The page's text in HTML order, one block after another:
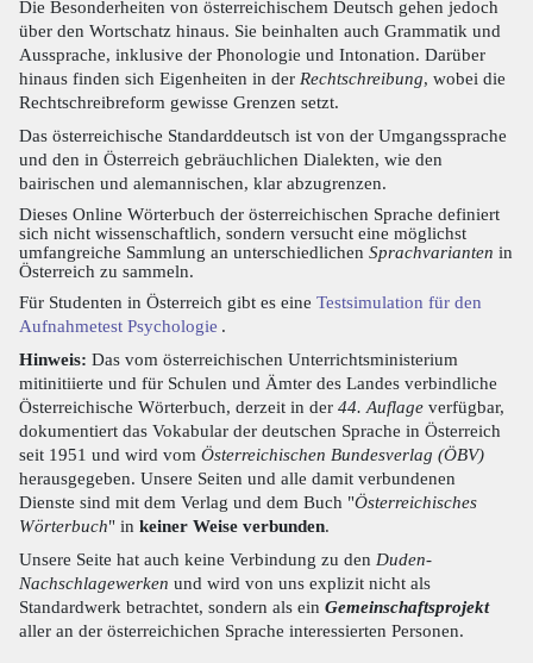
Die Besonderheiten von österreichischem Deutsch gehen jedoch
über den Wortschatz hinaus. Sie beinhalten auch Grammatik und
Aussprache, inklusive der Phonologie und Intonation. Darüber
hinaus finden sich Eigenheiten in der Rechtschreibung, wobei die
Rechtschreibreform gewisse Grenzen setzt.
Das österreichische Standarddeutsch ist von der Umgangssprache
und den in Österreich gebräuchlichen Dialekten, wie den
bairischen und alemannischen, klar abzugrenzen.
Dieses Online Wörterbuch der österreichischen Sprache definiert
sich nicht wissenschaftlich, sondern versucht eine möglichst
umfangreiche Sammlung an unterschiedlichen Sprachvarianten in
Österreich zu sammeln.
Für Studenten in Österreich gibt es eine Testsimulation für den
Aufnahmetest Psychologie .
Hinweis: Das vom österreichischen Unterrichtsministerium
mitinitiierte und für Schulen und Ämter des Landes verbindliche
Österreichische Wörterbuch, derzeit in der 44. Auflage verfügbar,
dokumentiert das Vokabular der deutschen Sprache in Österreich
seit 1951 und wird vom Österreichischen Bundesverlag (ÖBV)
herausgegeben. Unsere Seiten und alle damit verbundenen
Dienste sind mit dem Verlag und dem Buch "Österreichisches
Wörterbuch" in keiner Weise verbunden.
Unsere Seite hat auch keine Verbindung zu den Duden-
Nachschlagewerken und wird von uns explizit nicht als
Standardwerk betrachtet, sondern als ein Gemeinschaftsprojekt
aller an der österreichichen Sprache interessierten Personen.